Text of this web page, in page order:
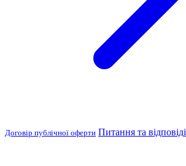
Договір публічної оферти Питання та відповіді